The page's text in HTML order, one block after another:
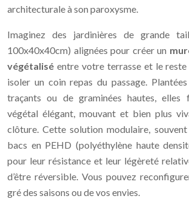
architecturale à son paroxysme.
Imaginez des jardinières de grande
100x40x40cm) alignées pour créer un
végétalisé entre votre terrasse et le
isoler un coin repas du passage.
traçants ou de graminées hautes, elles
végétal élégant, mouvant et bien plus
clôture. Cette solution modulaire,
bacs en PEHD (polyéthylène haute
pour leur résistance et leur légèreté
d’être réversible. Vous pouvez
gré des saisons ou de vos envies.